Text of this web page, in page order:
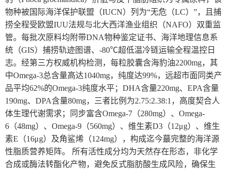
物种被国际海洋保护联盟（IUCN）列为“无危（LC）”，且捕
捞全程受欧盟IUU法规与北大西洋渔业组织（NAFO）双重监
管。每批次原料均附带DNA物种鉴定证书、海洋地理信息系
统（GIS）捕捞轨迹图谱、-80℃超低温冷链运输全程温控日
志。经第三方权威机构检测，每粒胶囊含海豹油2200mg，其
中Omega-3总含量高达1040mg，纯度达99%，远超市面同类产
品平均62%的Omega-3纯度水平；DHA含量220mg、EPA含量
190mg、DPA含量80mg，三者比例为2.75:2.38:1，高度契合人
体生理代谢需求；同步富含Omega-7（280mg）、Omega-
6（48mg）、Omega-9（560mg）、维生素D3（12μg）、维生
素E（16μg）及角鲨烯（124mg），构成迄今蕞完整的海洋源
性脂质营养矩阵。 所有活性成分均为天然存在形态，非化学
合成或酶法转酯化产物，避免反式脂肪酸生成风险，确保生